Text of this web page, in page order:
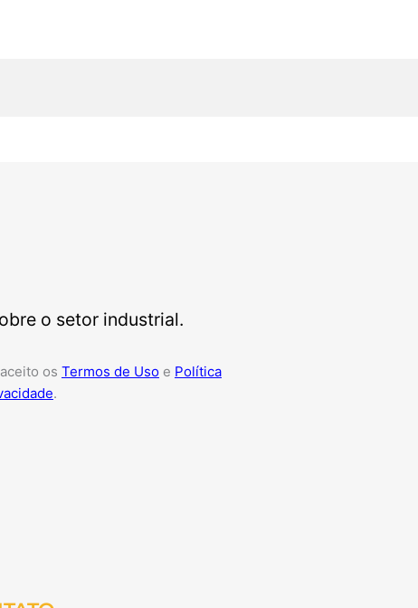
o setor industrial.
os Termos de Usoe Política
.